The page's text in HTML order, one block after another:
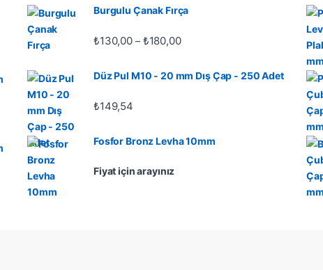
Burgulu Çanak Fırça
₺130,00 – ₺180,00Fiyat aralığı: ₺130,00 - ₺180,00
Düz Pul M10 - 20 mm Dış Çap - 250 Adet
₺149,54
Fosfor Bronz Levha 10mm
Fiyat için arayınız